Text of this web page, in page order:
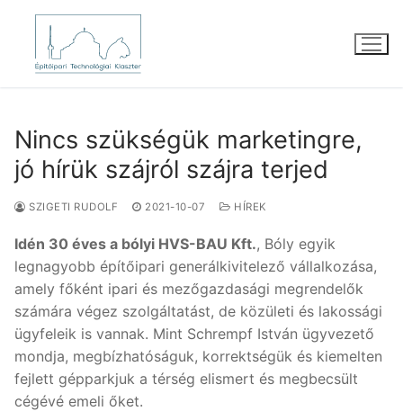
Ugrás
tartalomra
Nincs szükségük marketingre,
jó hírük szájról szájra terjed
SZIGETI RUDOLF 2021-10-07 HÍREK
Idén 30 éves a bólyi HVS-BAU Kft., Bóly egyik
legnagyobb építőipari generálkivitelező vállalkozása,
amely főként ipari és mezőgazdasági megrendelők
számára végez szolgáltatást, de közületi és lakossági
ügyfeleik is vannak. Mint Schrempf István ügyvezető
mondja, megbízhatóságuk, korrektségük és kiemelten
fejlett gépparkjuk a térség elismert és megbecsült
cégévé emeli őket.